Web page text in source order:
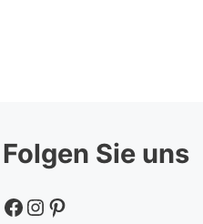
Folgen Sie uns
Facebook
Instagram
Pinterest